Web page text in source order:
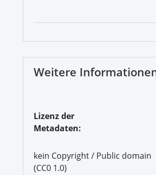
Weitere
Lizenz der
Metadaten:
kein Copyright / Public domain
(CC0 1.0)